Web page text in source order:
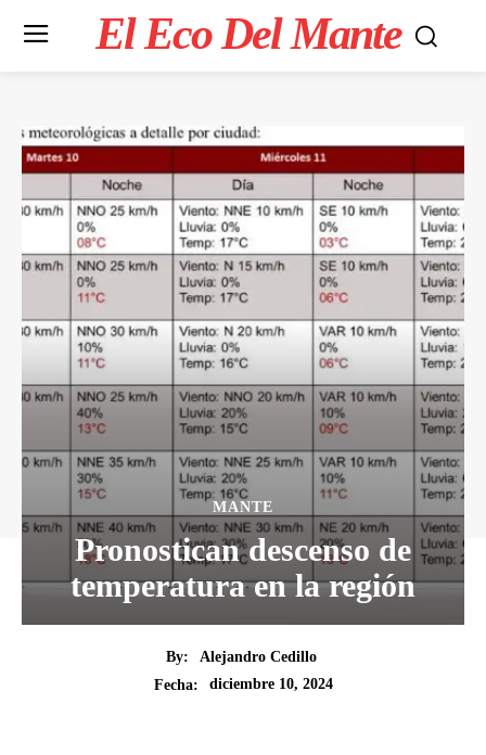
El Eco Del Mante
MANTE
Pronostican descenso de
temperatura en la región
By:
Alejandro Cedillo
Fecha:
diciembre 10, 2024